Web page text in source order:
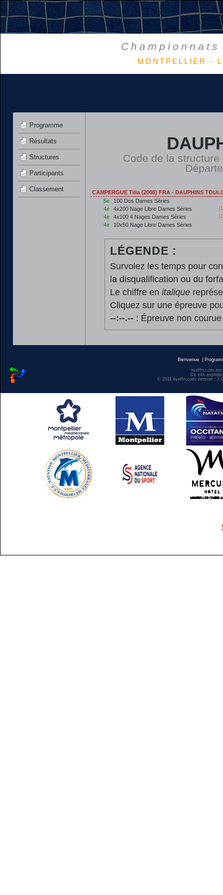
MONTPELLIER -
Programme
Résultats
Structures
Participants
Classement
Code de la
CAMPERGUE Tilia (2008) FRA - DAUPHINS
5e
100 Dos Dames Séries
4e
4x200 Nage Libre Dames Séries [
4e 4x100 4 Nages Dames Séries [
4e 10x50 Nage Libre Dames Séries
LÉGENDE :
Survolez les temps pour
la disqualification ou du
Le chiffre en italique
Cliquez sur une épreuve
--:--.--: Épreuve non
Bienvenue
liveffn.com
Ce site
© 2011 liveffn.com version :